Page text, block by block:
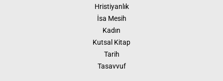
Hristiyanlık
İsa Mesih
Kadın
Kutsal Kitap
Tarih
Tasavvuf